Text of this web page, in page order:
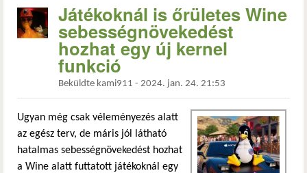
Játékoknál is őrületes Wine
sebességnövekedést
hozhat egy új kernel
funkció
Beküldte kami911 - 2024. jan. 24. 21:53
Ugyan még csak véleményezés alatt
az egész terv, de máris jól látható
hatalmas sebességnövekedést hozhat
a Wine alatt futtatott játékoknál egy